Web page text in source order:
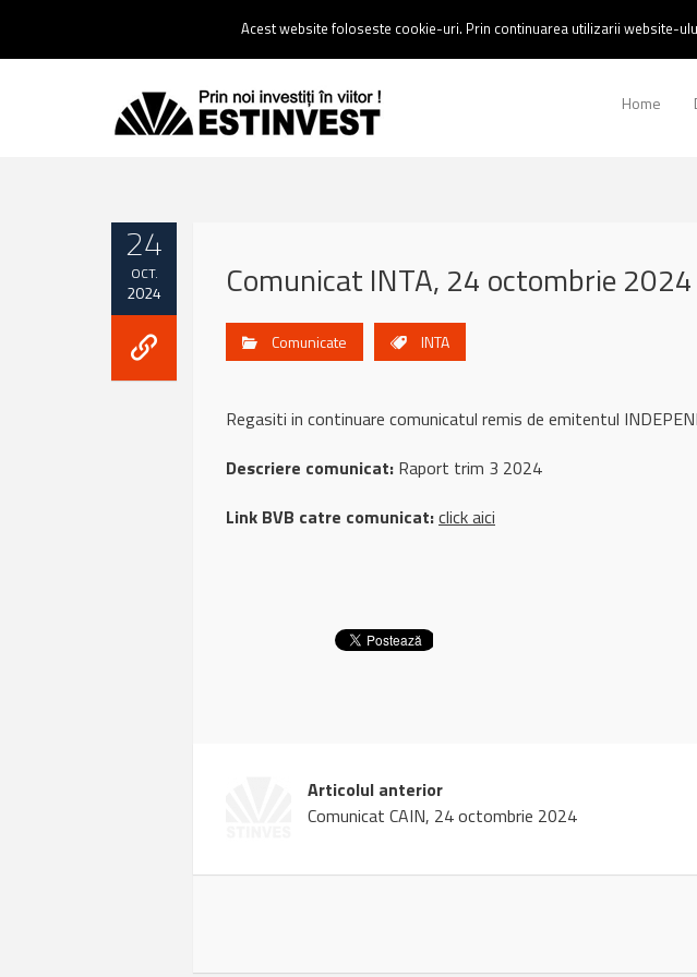
0237 238 900 |Email :contact@estinvest.ro
Home
24
OCT.
2024 Comunicat INTA, 24 octombrie 2024
Comunicate INTA
Regasiti in continuare comunicatul remis de emitentul
Descriere comunicat: Raport trim 3 2024
Link BVB catre comunicat:click aici
Articolul anterior
Comunicat CAIN, 24 octombrie 2024
Acest website foloseste cookie-uri. Prin continuarea utilizarii website-